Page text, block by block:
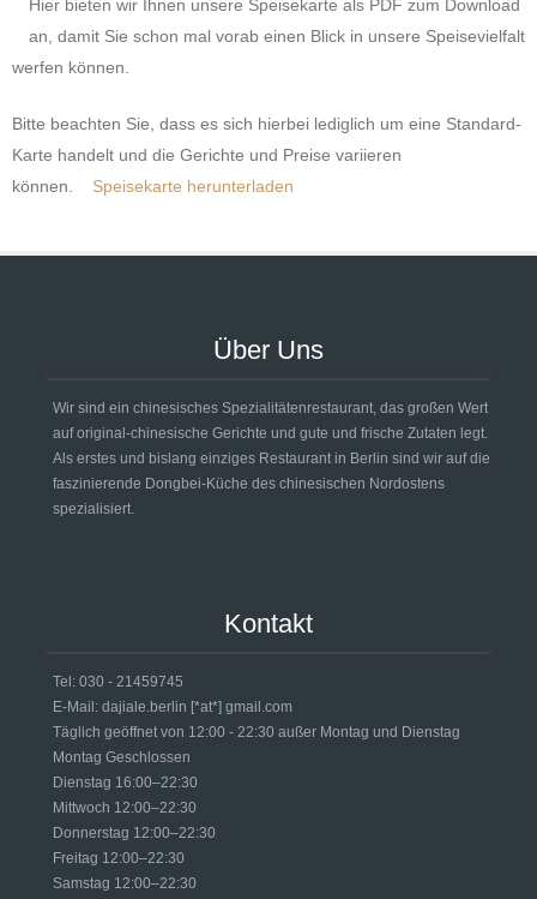
Hier bieten wir Ihnen unsere Speisekarte als PDF zum Download
an, damit Sie schon mal vorab einen Blick in unsere Speisevielfalt
werfen können.
Bitte beachten Sie, dass es sich hierbei lediglich um eine Standard-
Karte handelt und die Gerichte und Preise variieren
können.
Speisekarte herunterladen
Über Uns
Wir sind ein chinesisches Spezialitätenrestaurant, das großen Wert
auf original-chinesische Gerichte und gute und frische Zutaten legt.
Als erstes und bislang einziges Restaurant in Berlin sind wir auf die
faszinierende Dongbei-Küche des chinesischen Nordostens
spezialisiert.
Kontakt
Tel: 030 - 21459745
E-Mail: dajiale.berlin [*at*] gmail.com
Täglich geöffnet von 12:00 - 22:30 außer Montag und Dienstag
Montag Geschlossen
Dienstag 16:00–22:30
Mittwoch 12:00–22:30
Donnerstag 12:00–22:30
Freitag 12:00–22:30
Samstag 12:00–22:30